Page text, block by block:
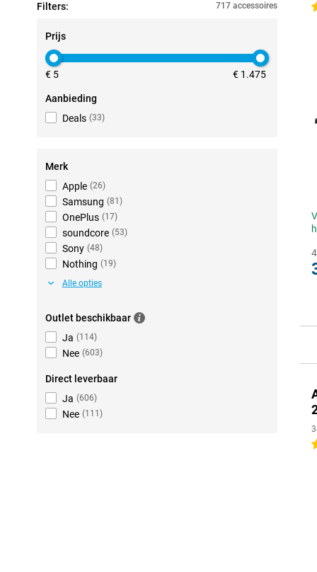
Filters: 717 accessoires
Prijs
€ 5 € 1.475
Aanbieding
Deals (33)
Merk
Apple (26)
Samsung (81 )
OnePlus (17)
soundcore (53)
Sony (48)
Nothing (19)
Alle opties
Outlet beschikbaar
Ja (114)
Nee (603)
Direct leverbaar
Ja (606)
Nee (111 )